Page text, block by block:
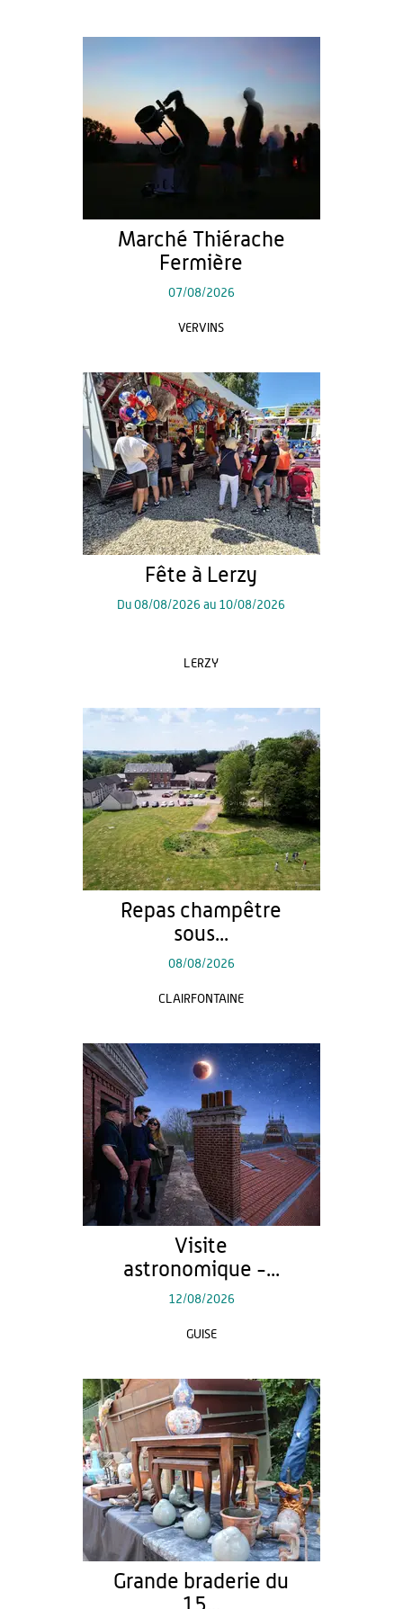
Marché Thiérache
Fermière
07/08/2026
VERVINS
Fête à Lerzy
Du08/08/2026 au 10/08/2026
LERZY
Repas champêtre
sous...
08/08/2026
CLAIRFONTAINE
Visite
astronomique -...
12/08/2026
GUISE
Grande braderie du